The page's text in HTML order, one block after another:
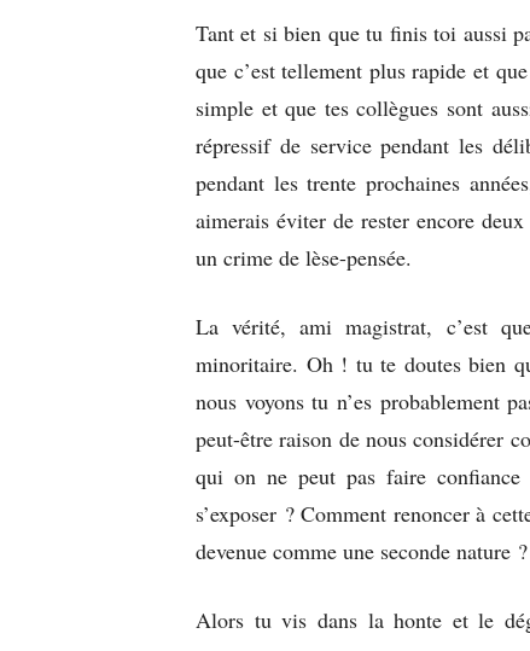
Tant et si bien que tu finis toi aussi
que c’est tellement plus rapide et
simple et que tes collègues sont
répressif de service pendant les
pendant les trente prochaines
aimerais éviter de rester encore
un crime de lèse-pensée.
La vérité, ami magistrat, c’est
minoritaire. Oh ! tu te doutes bien
nous voyons tu n’es probablement
peut-être raison de nous considérer
qui on ne peut pas faire confiance
s’exposer ? Comment renoncer à
devenue comme une seconde nature ?
Alors tu vis dans la honte et le